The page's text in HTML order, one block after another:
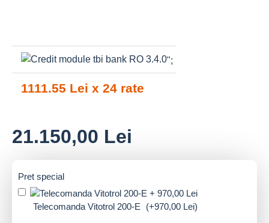
21.150,00 Lei
Pret special
Telecomanda Vitotrol 200-E (+970,00 Lei)
";
1111.55 Lei x 24 rate